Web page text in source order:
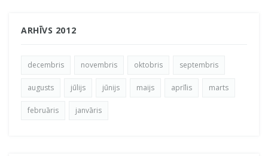
ARHĪVS 2012
decembris novembris oktobris septembris
augusts jūlijs jūnijs maijs aprīlis marts
februāris janvāris